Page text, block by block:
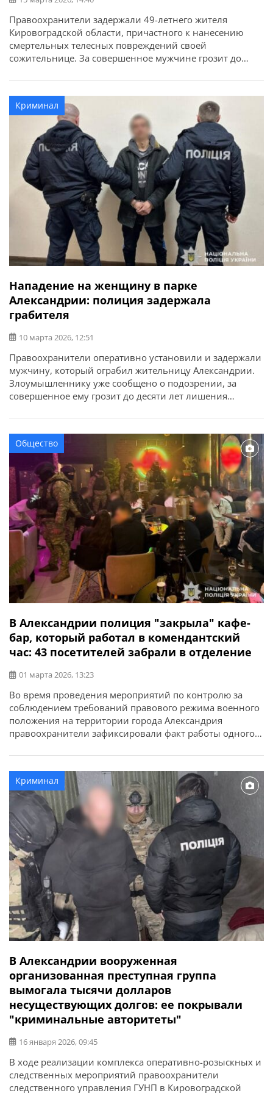
Правоохранители задержали 49-летнего жителя
Кировоградской области, причастного к нанесению
смертельных телесных повреждений своей
сожительнице. За совершенное мужчине грозит до
Кировоградской области. Предварительно
установлено, что в одном из населенных пунктов
Александрийского района между мужчиной и
женщиной возник конфликт. В ходе спора
злоумышленник нанес потерпевшей удары ножом в […]
Криминал
Нападение на женщину в парке
Александрии: полиция задержала
грабителя
10 марта 2026, 12:51
Правоохранители оперативно установили и задержали
мужчину, который ограбил жительницу Александрии.
Злоумышленнику уже сообщено о подозрении, за
совершенное ему грозит до десяти лет лишения
области. На днях в полицию поступило сообщение о
нападении на 42-летнюю местную жительницу на
территории парка имени Тараса Шевченко.
Предварительно установлено, что неизвестный
мужчина догнал […]
Общество
В Александрии полиция "закрыла" кафе-
бар, который работал в комендантский
час: 43 посетителей забрали в отделение
01 марта 2026, 13:23
Во время проведения мероприятий по контролю за
соблюдением требований правового режима военного
положения на территории города Александрия
правоохранители зафиксировали факт работы одного
Об этом сообщает ГУНП в Кировоградской области. На
момент проверки в помещении заведения находились
43 человека. Граждан пригласили в отдел полиции для
установления всех обстоятельств и […]
Криминал
В Александрии вооруженная
организованная преступная группа
вымогала тысячи долларов
несуществующих долгов: ее покрывали
"криминальные авторитеты"
16 января 2026, 09:45
В ходе реализации комплекса оперативно-розыскных и
следственных мероприятий правоохранители
следственного управления ГУНП в Кировоградской